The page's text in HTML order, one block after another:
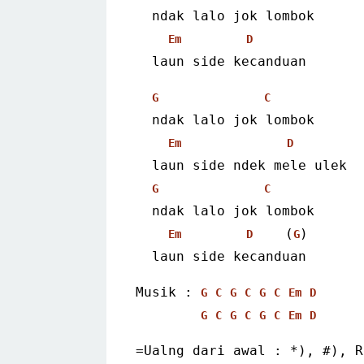
ndak lalo jok lombok
Em D
laun side kecanduan
G C
ndak lalo jok lombok
Em D
laun side ndek mele ulek
G C
ndak lalo jok lombok
Em D (G)
laun side kecanduan
Musik : G C G C G C Em
D
G
C G C G C Em D
=Ualng dari awal : *), #),